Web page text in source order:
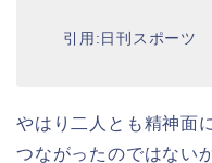
引用:日刊スポーツ
やはり二人とも精神面
つながったのではない